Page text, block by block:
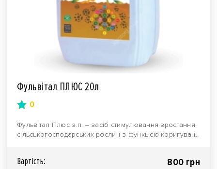
Фульвітал ПЛЮС 20л
0
Фульвітал Плюс з.п. – засіб стимулювання зростання
сільськогосподарських рослин з функцією коригуван..
Вартiсть: 800 грн